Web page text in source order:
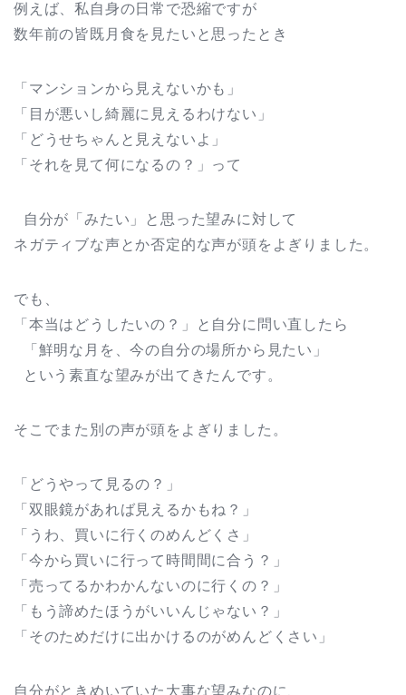
例えば、私自身の日常で恐縮ですが
数年前の皆既月食を見たいと思ったとき
「マンションから見えないかも」
「目が悪いし綺麗に見えるわけない」
「どうせちゃんと見えないよ」
「それを見て何になるの？」って
自分が「みたい」と思った望みに対して
ネガティブな声とか否定的な声が頭をよぎりました。
でも、
「本当はどうしたいの？」と自分に問い直したら
「鮮明な月を、今の自分の場所から見たい」
という素直な望みが出てきたんです。
そこでまた別の声が頭をよぎりました。
「どうやって見るの？」
「双眼鏡があれば見えるかもね？」
「うわ、買いに行くのめんどくさ」
「今から買いに行って時間間に合う？」
「売ってるかわかんないのに行くの？」
「もう諦めたほうがいいんじゃない？」
「そのためだけに出かけるのがめんどくさい」
自分がときめいていた大事な望みなのに、